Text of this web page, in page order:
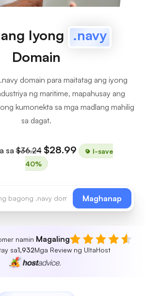
Iyong .navy
Domain
domain para maitatag ang iyong
ng maritime, mapahusay ang
kumonekta sa mga madlang mahilig
sa dagat.
sa$36.24 $28.99
I-save
40%
Maghanap
namin Magaling
sa1,932Mga Review ng UltaHost